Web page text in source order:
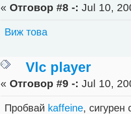
« Отговор #8 -: Jul 10,
Виж това
Vlc player
« Отговор #9 -: Jul 10,
Пробвай kaffeine,